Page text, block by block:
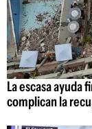
La escasa ayuda
complican la